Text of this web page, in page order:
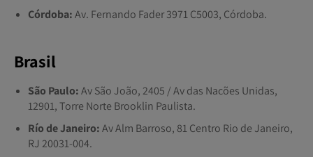
Córdoba:Av. Fernando Fader 3971 C5003, Córdoba.
Brasil
São Paulo:Av São João, 2405 / Av das Nacões Unidas,
12901, Torre Norte Brooklin Paulista.
Río de Janeiro:Av Alm Barroso, 81 Centro Rio de Janeiro,
RJ 20031-004.